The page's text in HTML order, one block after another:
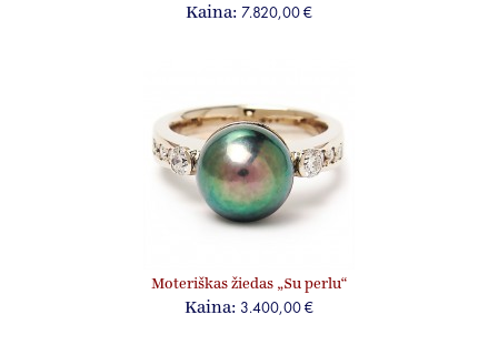
Kaina: 7.820,00 €
Moteriškas žiedas „Su perlu“
Kaina: 3.400,00 €